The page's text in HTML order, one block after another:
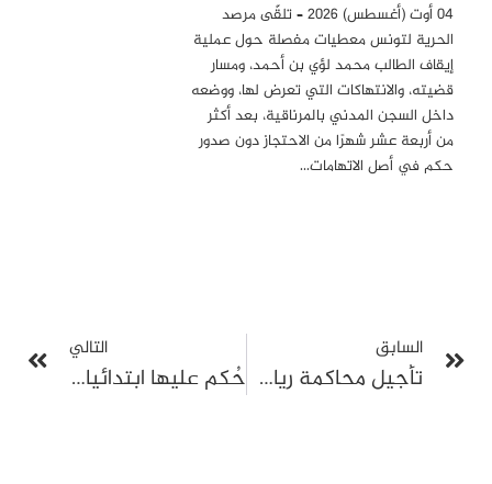
04 أوت (أغسطس) 2026 – تلقّى مرصد
الحرية لتونس معطيات مفصلة حول عملية
إيقاف الطالب محمد لؤي بن أحمد، ومسار
قضيته، والانتهاكات التي تعرض لها، ووضعه
داخل السجن المدني بالمرناقية، بعد أكثر
من أربعة عشر شهرًا من الاحتجاز دون صدور
حكم في أصل الاتهامات…
السابق
تأجيل محاكمة رياض بن فضل في قضية الأملاك المصادرة مع حجز مطلب الإفراج
التالي
حُكم عليها ابتدائيا بسنتين سجنا: حجز ملف سنية الدهماني للتصريح بالحكم يوم 10 أفريل